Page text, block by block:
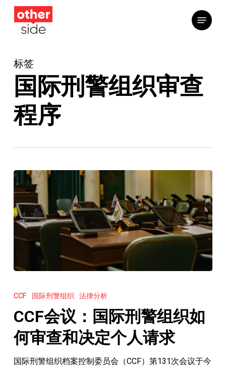
菜单
标签
国际刑警组织审查
程序
会
国
际
刑
警
CCF 国际刑警组织 法律分析
CCF会议：国际刑警组织如
何审查和决定个人请求
国际刑警组织档案控制委员会（CCF）第131次会议于今